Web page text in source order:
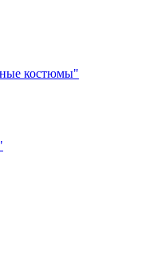
костюмы"